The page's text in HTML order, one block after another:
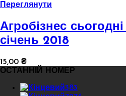
Переглянути
Агробізнес
січень 2018
15,00 ₴
ОСТАННІЙ НОМЕР